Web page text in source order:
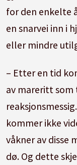
for den enkelte
en snarvei inn i
eller mindre
– Etter en tid
av mareritt som
kommer ikke
våkner av disse
dø. Og dette